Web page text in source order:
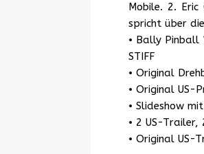
Mobile. 2.
spricht über
• Bally Pinball
STIFF
• Original
• Original US-
• Slideshow
• 2 US-
• Original US-